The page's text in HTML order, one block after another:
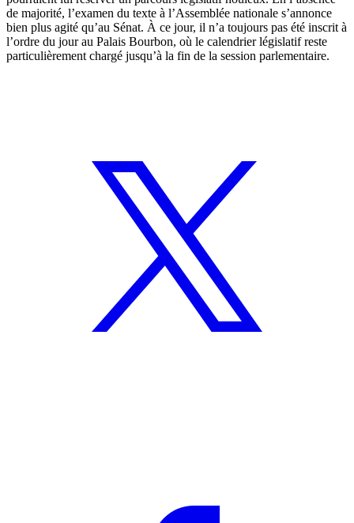
de majorité, l’examen du texte à l’Assemblée nationale s’annonce
bien plus agité qu’au Sénat. À ce jour, il n’a toujours pas été inscrit à
l’ordre du jour au Palais Bourbon, où le calendrier législatif reste
particulièrement chargé jusqu’à la fin de la session parlementaire.